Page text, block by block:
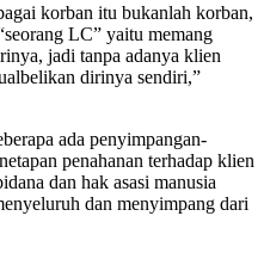
korban itu bukanlah korban,
LC” yaitu memang
jadi tanpa adanya klien
dirinya sendiri,”
ada penyimpangan-
penahanan terhadap klien
dan hak asasi manusia
dan menyimpang dari